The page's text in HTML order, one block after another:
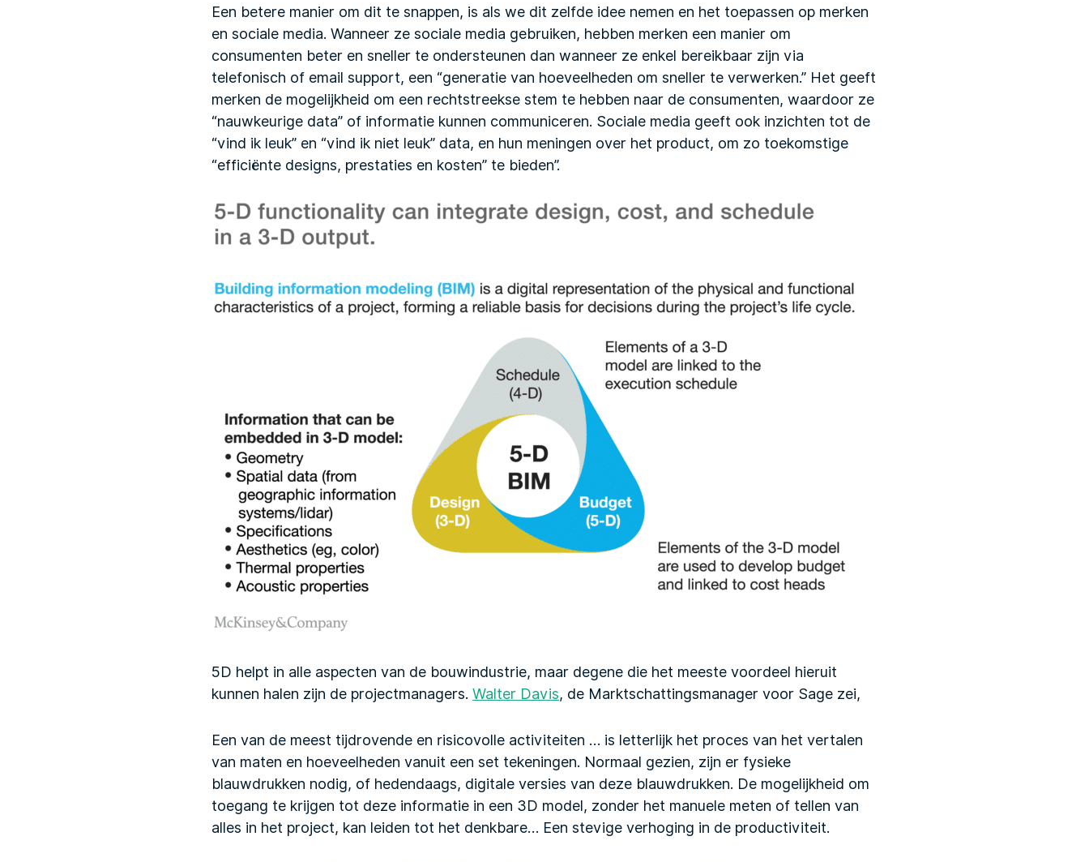
Een betere manier om dit te snappen, is als we dit zelfde idee nemen en het toepassen op merken
en sociale media. Wanneer ze sociale media gebruiken, hebben merken een manier om
consumenten beter en sneller te ondersteunen dan wanneer ze enkel bereikbaar zijn via
telefonisch of email support, een “generatie van hoeveelheden om sneller te verwerken.” Het geeft
merken de mogelijkheid om een rechtstreekse stem te hebben naar de consumenten, waardoor ze
“nauwkeurige data” of informatie kunnen communiceren. Sociale media geeft ook inzichten tot de
“vind ik leuk” en “vind ik niet leuk” data, en hun meningen over het product, om zo toekomstige
“efficiënte designs, prestaties en kosten” te bieden”.
5D helpt in alle aspecten van de bouwindustrie, maar degene die het meeste voordeel hieruit
kunnen halen zijn de projectmanagers. Walter Davis, de Marktschattingsmanager voor Sage zei,
Een van de meest tijdrovende en risicovolle activiteiten … is letterlijk het proces van het vertalen
van maten en hoeveelheden vanuit een set tekeningen. Normaal gezien, zijn er fysieke
blauwdrukken nodig, of hedendaags, digitale versies van deze blauwdrukken. De mogelijkheid om
toegang te krijgen tot deze informatie in een 3D model, zonder het manuele meten of tellen van
alles in het project, kan leiden tot het denkbare… Een stevige verhoging in de productiviteit.